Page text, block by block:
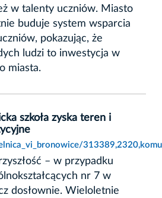
w talenty uczniów. Miasto
buduje system wsparcia
pokazując, że
ludzi to inwestycja w
miasta.
szkoła zyska teren i
– w przypadku
nr 7 w
dosłownie. Wieloletnie